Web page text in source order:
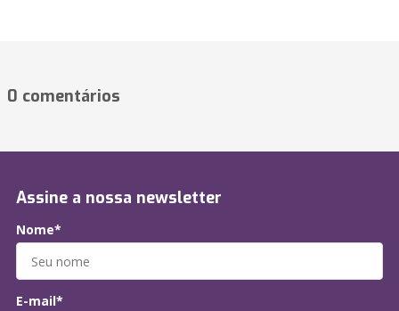
0 comentários
Assine a nossa newsletter
Nome*
E-mail*